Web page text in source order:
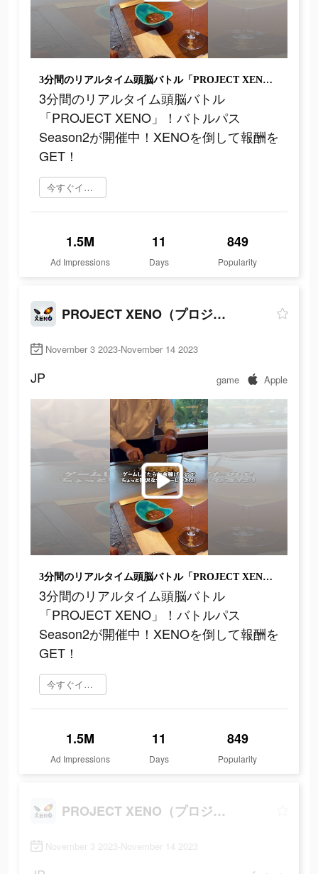
3分間のリアルタイム頭脳バトル「PROJECT XENO」！バトルパスSeason2が開催中！XENOを倒して報酬をGET！
3分間のリアルタイム頭脳バトル
「PROJECT XENO」！バトルパス
Season2が開催中！XENOを倒して報酬を
GET！
今すぐインストール
1.5M
Ad Impressions
11
Days
849
Popularity
PROJECT XENO（プロジェクト ゼノ）
November 3 2023-November 14 2023
JP game Apple
3分間のリアルタイム頭脳バトル「PROJECT XENO」！バトルパスSeason2が開催中！XENOを倒して報酬をGET！
3分間のリアルタイム頭脳バトル
「PROJECT XENO」！バトルパス
Season2が開催中！XENOを倒して報酬を
GET！
今すぐインストール
1.5M
Ad Impressions
11
Days
849
Popularity
PROJECT XENO（プロジェクト ゼノ）
November 3 2023-November 14 2023